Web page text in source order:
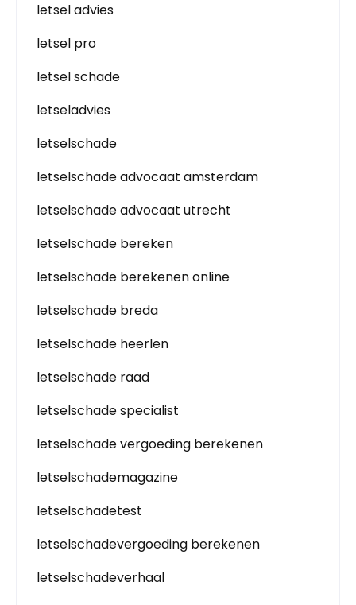
letsel advies
letsel pro
letsel schade
letseladvies
letselschade
letselschade advocaat amsterdam
letselschade advocaat utrecht
letselschade bereken
letselschade berekenen online
letselschade breda
letselschade heerlen
letselschade raad
letselschade specialist
letselschade vergoeding berekenen
letselschademagazine
letselschadetest
letselschadevergoeding berekenen
letselschadeverhaal